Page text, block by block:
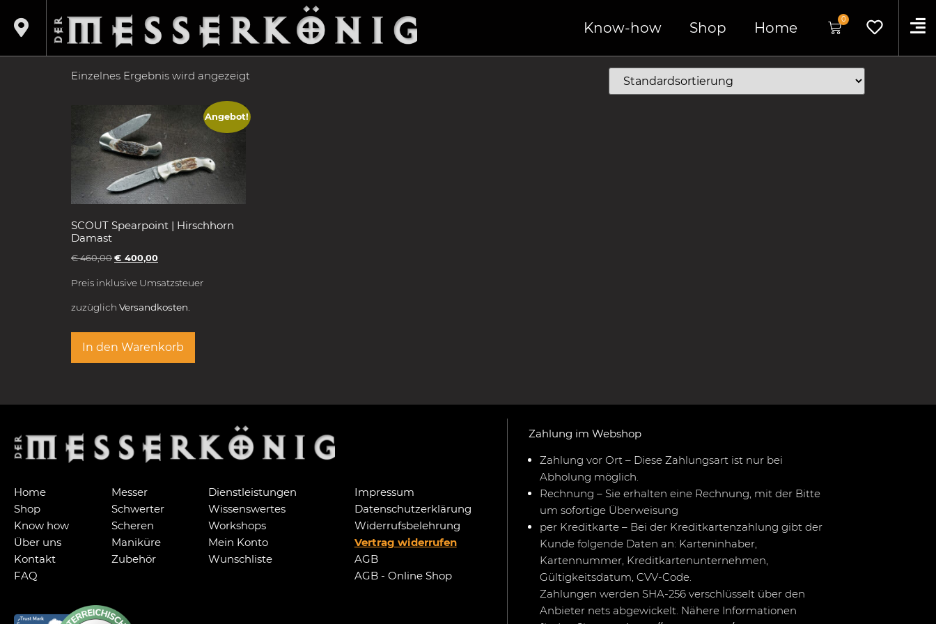
Know-how Shop Home
0
Produkte verschlagwortet mit „Geweih“/ Fixiermesser
GEWEIH
Einzelnes Ergebnis wird angezeigt
Angebot!
SCOUT Spearpoint | Hirschhorn
Damast
€460,00 € 400,00
Preis inklusive Umsatzsteuer
zuzüglich Versandkosten.
In den Warenkorb
Home
Shop
Know how
Über uns
Kontakt
FAQ
Messer
Schwerter
Scheren
Maniküre
Zubehör
Dienstleistungen
Wissenswertes
Workshops
Mein Konto
Wunschliste
Impressum
Datenschutzerklärung
Widerrufsbelehrung
Vertrag widerrufen
AGB
AGB - Online Shop
Zahlung im Webshop
Zahlung vor Ort – Diese Zahlungsart ist nur bei
Abholung möglich.
Rechnung – Sie erhalten eine Rechnung, mit der Bitte
um sofortige Überweisung
per Kreditkarte – Bei der Kreditkartenzahlung gibt der
Kunde folgende Daten an: Karteninhaber,
Kartennummer, Kreditkartenunternehmen,
Gültigkeitsdatum, CVV-Code.
Zahlungen werden SHA-256 verschlüsselt über den
Anbieter nets abgewickelt. Nähere Informationen